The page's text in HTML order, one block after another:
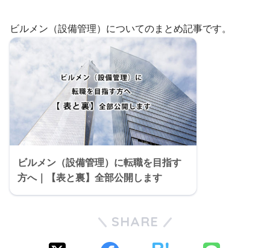
ビルメン（設備管理）についてのまとめ記事です。
ビルメン（設備管理）に転職を目指す
方へ｜【表と裏】全部公開します
SHARE